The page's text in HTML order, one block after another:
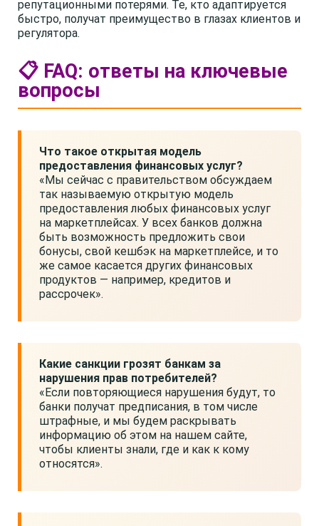
репутационными потерями. Те, кто адаптируется
быстро, получат преимущество в глазах клиентов и
регулятора.
📋 FAQ: ответы на ключевые
вопросы
Что такое открытая модель
предоставления финансовых услуг?
«Мы сейчас с правительством обсуждаем
так называемую открытую модель
предоставления любых финансовых услуг
на маркетплейсах. У всех банков должна
быть возможность предложить свои
бонусы, свой кешбэк на маркетплейсе, и то
же самое касается других финансовых
продуктов — например, кредитов и
рассрочек».
Какие санкции грозят банкам за
нарушения прав потребителей?
«Если повторяющиеся нарушения будут, то
банки получат предписания, в том числе
штрафные, и мы будем раскрывать
информацию об этом на нашем сайте,
чтобы клиенты знали, где и как к кому
относятся».